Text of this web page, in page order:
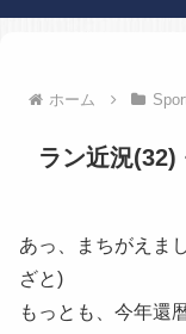
ホーム
ラン近況(32)
あっ、まちがえま
ざと)
もっとも、今年還